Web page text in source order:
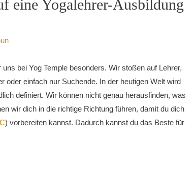
eine Yogalehrer-Ausbildung
bei Yog Temple besonders.Wir stoßen auf Lehrer,
oder einfach nur Suchende. In der heutigen Welt wird
definiert.Wir können nicht genau herausfinden, was
wir dich in die richtige Richtung führen, damit du dich
) vorbereiten kannst. Dadurch kannst du das Beste für